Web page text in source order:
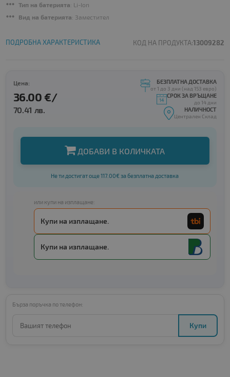
Тип на батерията: Li-Ion
Вид на батерията: Заместител
ПОДРОБНА ХАРАКТЕРИСТИКА КОД НА ПРОДУКТА:13009282
Цена:
36.00 €/
70.41 лв.
БЕЗПЛАТНА ДОСТАВКА
от 1 до 3 дни (над 153 евро)
СРОК ЗА ВРЪЩАНЕ
до 14 дни
НАЛИЧНОСТ
Централен Склад
ДОБАВИ В КОЛИЧКАТА
Не ти достигат още 117.00€ за безплатна доставка
или купи на изплащане:
Купи на изплащане.
Купи на изплащане.
Бърза поръчка по телефон:
Купи